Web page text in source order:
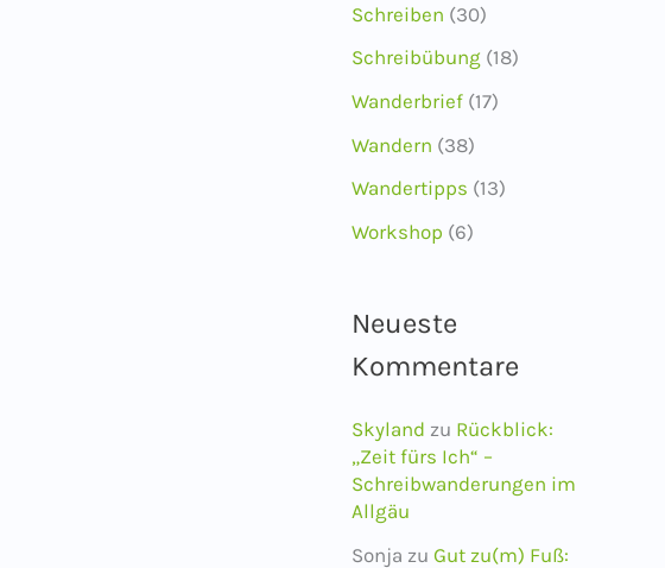
Schreiben (30)
Schreibübung (18)
Wanderbrief (17)
Wandern (38)
Wandertipps (13)
Workshop (6)
Neueste
Kommentare
Skyland zu Rückblick:
„Zeit fürs Ich“ –
Schreibwanderungen im
Allgäu
Sonja zu Gut zu(m) Fuß: